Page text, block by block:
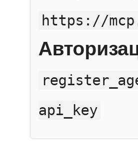
https://
api_key